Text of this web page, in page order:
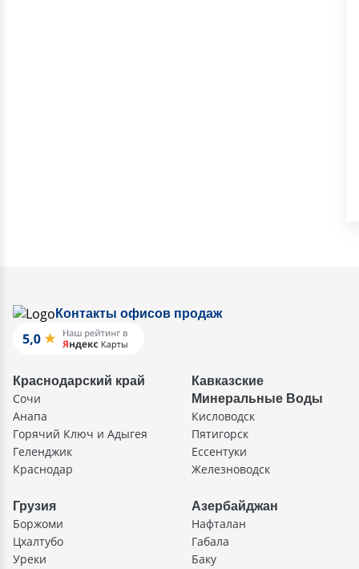
Контакты офисов продаж
Краснодарский край
Сочи
Анапа
Горячий Ключ и Адыгея
Геленджик
Краснодар
Кавказские
Минеральные Воды
Кисловодск
Пятигорск
Ессентуки
Железноводск
Грузия
Боржоми
Цхалтубо
Уреки
Азербайджан
Нафталан
Габала
Баку